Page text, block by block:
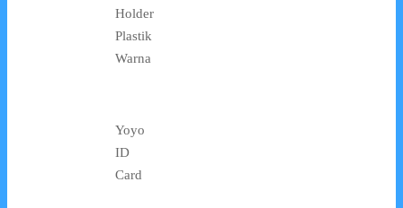
Holder
Plastik
Warna
Yoyo
ID
Card